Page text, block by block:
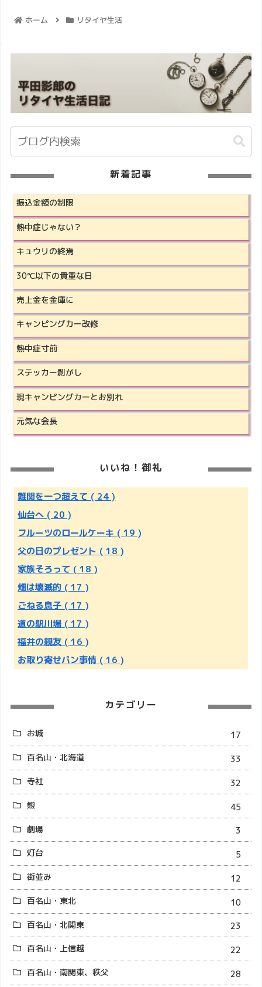
ホーム リタイヤ生活
新着記事
振込金額の制限
熱中症じゃない？
キュウリの終焉
30℃以下の貴重な日
売上金を金庫に
キャンピングカー改修
熱中症寸前
ステッカー剥がし
現キャンピングカーとお別れ
元気な会長
いいね！御礼
難関を一つ超えて ( 24 )
仙台へ ( 20 )
フルーツのロールケーキ ( 19 )
父の日のプレゼント ( 18 )
家族そろって ( 18 )
畑は壊滅的 ( 17 )
ごねる息子 ( 17 )
道の駅川場 ( 17 )
福井の親友 ( 16 )
お取り寄せパン事情 ( 16 )
カテゴリー
お城
17
百名山・北海道
33
寺社
32
熊
45
劇場
3
灯台
5
街並み
12
百名山・東北
10
百名山・北関東
23
百名山・上信越
22
百名山・南関東、秩父
28